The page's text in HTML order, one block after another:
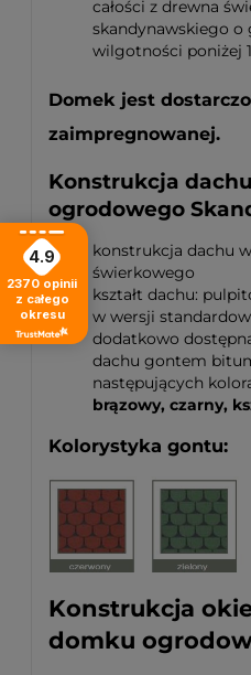
całości z drewna
skandynawskiego o
wilgotności poniżej
Domek jest
zaimpregnowanej.
Konstrukcja
ogrodowego
konstrukcja dachu
świerkowego
kształt dachu:
w wersji
dodatkowo
dachu gontem
następujących
brązowy, czarny,
Kolorystyka gontu:
Konstrukcja
domku
4.9
2370 opinii
z całego
okresu